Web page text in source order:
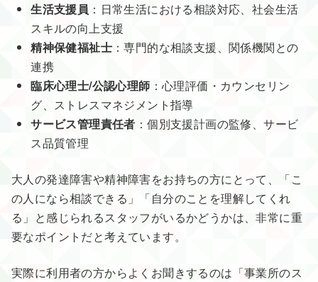
生活支援員 ：日常生活における相談対応、社会生活
スキルの向上支援
精神保健福祉士 ：専門的な相談支援、関係機関との
連携
臨床心理士/公認心理師 ：心理評価・カウンセリン
グ、ストレスマネジメント指導
サービス管理責任者 ：個別支援計画の監修、サービ
ス品質管理
大人の発達障害や精神障害をお持ちの方にとって、「こ
の人になら相談できる」「自分のことを理解してくれ
る」と感じられるスタッフがいるかどうかは、非常に重
要なポイントだと考えています。
実際に利用者の方からよくお聞きするのは「事業所のス